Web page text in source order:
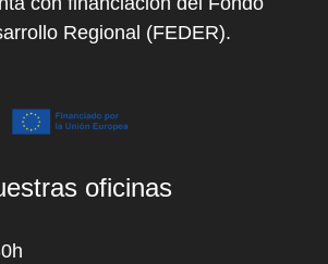
Regional (FEDER).
oficinas